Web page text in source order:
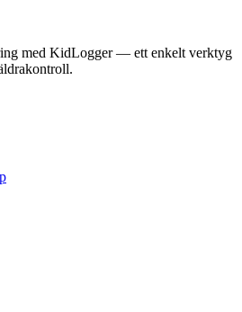
med KidLogger — ett enkelt verktyg